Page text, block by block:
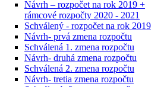
Návrh – rozpočet na rok 2019 +
rámcové rozpočty 2020 - 2021
Schválený - rozpočet na rok 2019
Návrh- prvá zmena rozpočtu
Schválená 1. zmena rozpočtu
Návrh- druhá zmena rozpočtu
Schválená 2. zmena rozpočtu
Návrh- tretia zmena rozpočtu